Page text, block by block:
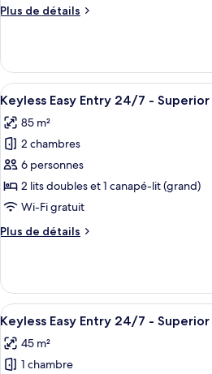
Bedroom
chambre :
Entry
24/7
-
Superior
3
Bedroom
Apartment
Plus de détails
Plus
le
type
de
chambre
Keyless
Easy
Entry
24/7
-
Superior
Bedroom
Afficher
toutes
les
photos
pour
ce
type
chambre :
Entry
24/7
-
Superior
8
Keyless Easy Entry 24/7 -
85 m²
2 chambres
6 personnes
2 lits doubles et 1 canapé-lit (grand)
Wi-Fi gratuit
Plus de détails
Plus
le
type
de
chambre
Keyless
Easy
Afficher
toutes
les
photos
Un
7
Keyless Easy Entry 24/7 -
45 m²
1 chambre